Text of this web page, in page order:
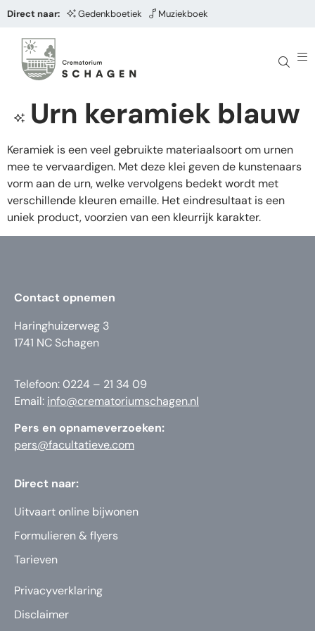
Direct naar: Gedenkboetiek Muziekboek
Urn keramiek blauw
Keramiek is een veel gebruikte materiaalsoort om urnen
mee te vervaardigen. Met deze klei geven de kunstenaars
vorm aan de urn, welke vervolgens bedekt wordt met
verschillende kleuren emaille. Het eindresultaat is een
uniek product, voorzien van een kleurrijk karakter.
Contact opnemen
Haringhuizerweg 3
1741 NC Schagen
Telefoon: 0224 – 21 34 09
Email: info@crematoriumschagen.nl
Pers en opnameverzoeken:
pers@facultatieve.com
Direct naar:
Uitvaart online bijwonen
Formulieren & flyers
Tarieven
Privacyverklaring
Disclaimer